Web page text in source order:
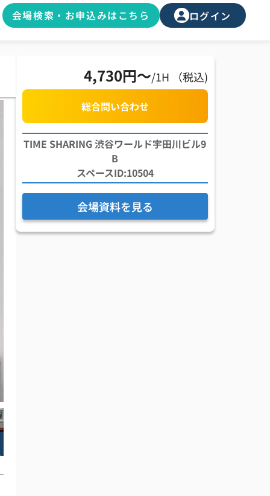
会場検索・お申込みはこちら ログイン
4,730円〜/1H （税込)
総合問い合わせ
TIME SHARING 渋谷ワールド宇田川ビル9
B
スペースID:10504
会場資料を見る